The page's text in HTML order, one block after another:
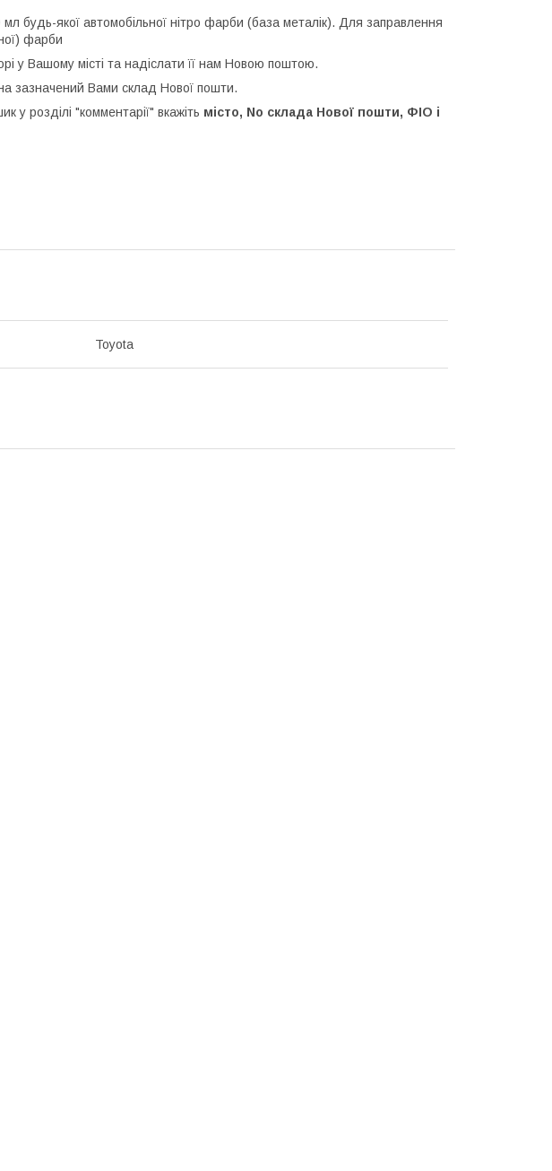
будь-якої автомобільної нітро фарби (база металік). Для заправлення
фарби
у Вашому місті та надіслати її нам Новою поштою.
зазначений Вами склад Нової пошти.
розділі "комментарії" вкажіть місто, No склада Нової пошти, ФІО і
Toyota